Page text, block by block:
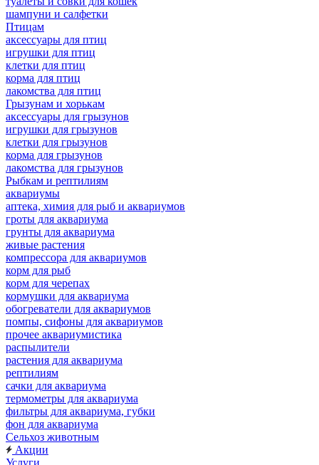
шампуни и салфетки
Птицам
аксессуары для птиц
игрушки для птиц
клетки для птиц
корма для птиц
лакомства для птиц
Грызунам и хорькам
аксессуары для грызунов
игрушки для грызунов
клетки для грызунов
корма для грызунов
лакомства для грызунов
Рыбкам и рептилиям
аквариумы
аптека, химия для рыб и аквариумов
гроты для аквариума
грунты для аквариума
живые растения
компрессора для аквариумов
корм для рыб
корм для черепах
кормушки для аквариума
обогреватели для аквариумов
помпы, сифоны для аквариумов
прочее аквариумистика
распылители
растения для аквариума
рептилиям
сачки для аквариума
термометры для аквариума
фильтры для аквариума, губки
фон для аквариума
Сельхоз животным
Акции
Услуги